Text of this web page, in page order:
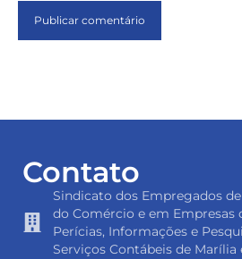
Contato
Sindicato dos Empregados
do Comércio e em Empresas
Perícias, Informações e
Serviços Contábeis de Marília